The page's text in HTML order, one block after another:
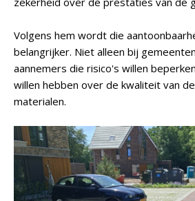
Volgens hem wordt die
belangrijker. Niet alleen bij
aannemers die risico's willen
willen hebben over de kwaliteit van
materialen.